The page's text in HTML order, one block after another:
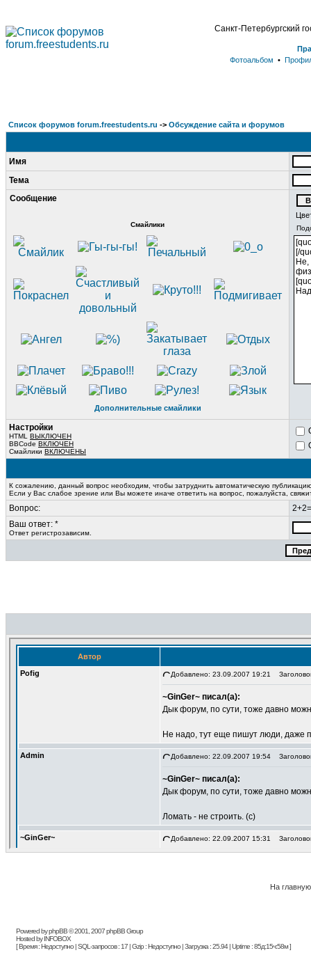
Санкт-Петербургский
Фотоальбом •
Список форумов forum.freestudents.ru -> Обсуждение сайта и форумов
Имя
Тема
Сообщение
Смайлики
Дополнительные смайлики
Настройки
HTML ВЫКЛЮЧЕН
BBCode ВКЛЮЧЕН
Смайлики ВКЛЮЧЕНЫ
К сожалению, данный вопрос необходим, чтобы затруднить автоматическую
Если у Вас слабое зрение или Вы можете иначе ответить на вопрос, пожалуйста,
Вопрос:
Ваш ответ: *
Ответ регистрозависим.
На главную
Powered by phpBB © 2001, 2007 phpBB Group
Hosted by INFOBOX
[ Время : Недоступно | SQL-запросов : 17 | Gzip : Недоступно | Загрузка : 25.94 | Uptime : 85д:15ч:58м ]